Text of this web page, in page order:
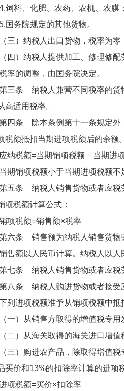
、化肥、农药、农机、农膜；
院规定的其他货物。
）纳税人出口货物，税率为零
）纳税人提供加工、修理修配
的调整，由国务院决定。
条 纳税人兼营不同税率的货物
高适用税率。
条 除本条例第十一条规定外，
税额抵扣当期进项税额后的余额
税额=当期销项税额－当期进
销项税额小于当期进项税额不足
条 纳税人销售货物或者应税劳
项税额计算公式：
税额=销售额×税率
条 销售额为纳税人销售货物或
额以人民币计算。纳税人以人民
条 纳税人销售货物或者应税劳
条 纳税人购进货物或者接受应
进项税额准予从销项税额中抵
）从销售方取得的增值税专用
）从海关取得的海关进口增值
）购进农产品，除取得增值税专
买价和13%的扣除率计算的进项
税额=买价×扣除率